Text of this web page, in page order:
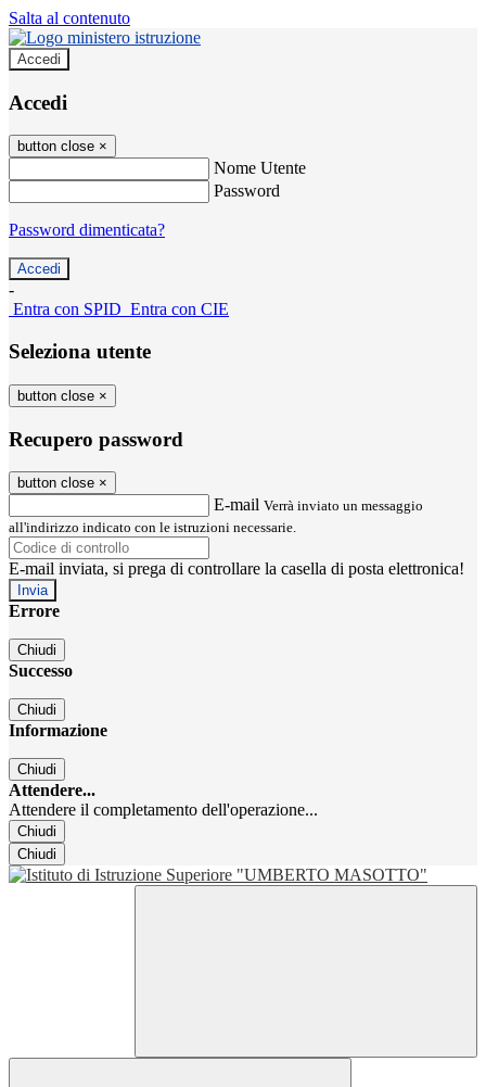
Salta al contenuto
Accedi
Accedi
button close ×
Nome Utente
Password
Password dimenticata?
-
Entra con SPID Entra con CIE
Seleziona utente
button close ×
Recupero password
button close ×
E-mail Verrà inviato un messaggio
all'indirizzo indicato con le istruzioni necessarie.
E-mail inviata, si prega di controllare la casella di posta elettronica!
Errore
Chiudi
Successo
Chiudi
Informazione
Chiudi
Attendere...
Attendere il completamento dell'operazione...
Chiudi
Chiudi